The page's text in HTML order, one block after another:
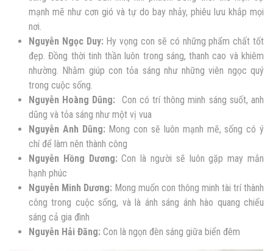
mạnh mẽ như cơn gió và tự do bay nhảy, phiêu lưu khắp mọi
nơi.
Nguyễn Ngọc Duy: Hy vọng con sẽ có những phẩm chất tốt
đẹp. Đồng thời tinh thần luôn trong sáng, thanh cao và khiêm
nhường. Nhằm giúp con tỏa sáng như những viên ngọc quý
trong cuộc sống.
Nguyễn Hoàng Dũng:
Con có trí thông minh sáng suốt, anh
dũng và tỏa sáng như một vị vua
Nguyễn Anh Dũng: Mong con sẽ luôn mạnh mẽ, sống có ý
chí để làm nên thành công
Nguyễn Hồng Dương:Con là người sẽ luôn gặp may mắn
hạnh phúc
Nguyễn Minh Dương: Mong muốn con thông minh tài trí thành
công trong cuộc sống, và là ánh sáng ánh hào quang chiếu
sáng cả gia đình
Nguyễn Hải Đăng: Con là ngọn đèn sáng giữa biển đêm